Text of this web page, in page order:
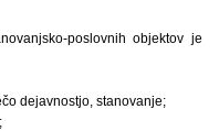
poslovnih objektov je
dejavnostjo, stanovanje;